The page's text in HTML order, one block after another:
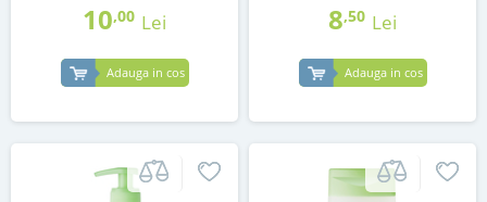
10,00 Lei
Adauga in cos
8,50 Lei
Adauga in cos